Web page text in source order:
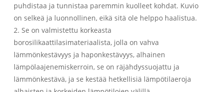
puhdistaa ja tunnistaa paremmin kuolleet kohdat. Kuvio
on selkeä ja luonnollinen, eikä sitä ole helppo haalistua.
2. Se on valmistettu korkeasta
borosilikaattilasimateriaalista, jolla on vahva
lämmönkestävyys ja haponkestävyys, alhainen
lämpölaajenemiskerroin, se on räjähdyssuojattu ja
lämmönkestävä, ja se kestää hetkellisiä lämpötilaeroja